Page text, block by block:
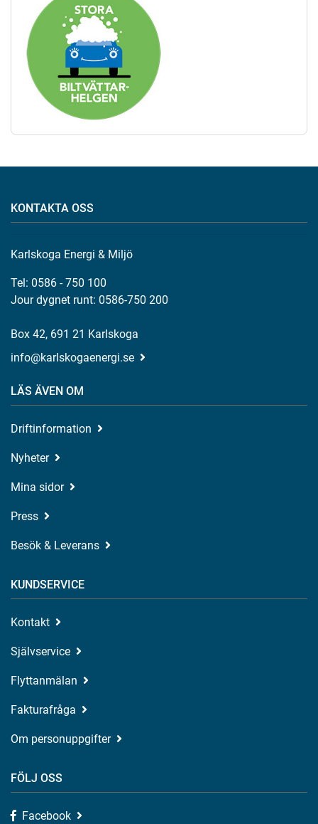
KONTAKTA OSS
Karlskoga Energi & Miljö
Tel: 0586 - 750 100
Jour dygnet runt: 0586-750 200
Box 42, 691 21 Karlskoga
info@karlskogaenergi.se
LÄS ÄVEN OM
Driftinformation
Nyheter
Mina sidor
Press
Besök & Leverans
KUNDSERVICE
Kontakt
Självservice
Flyttanmälan
Fakturafråga
Om personuppgifter
FÖLJ OSS
Facebook